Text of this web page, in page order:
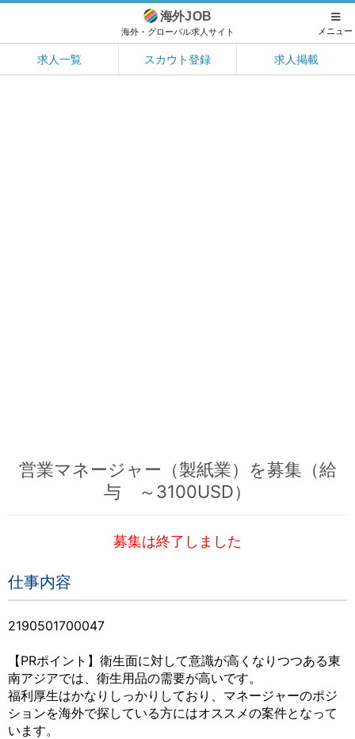
海外JOB
海外・グローバル求人サイト メニュー
求人一覧 スカウト登録 求人掲載
営業マネージャー（製紙業）を募集（給
与 ～3100USD）
募集は終了しました
仕事内容
2190501700047
【PRポイント】衛生面に対して意識が高くなりつつある東
南アジアでは、衛生用品の需要が高いです。
福利厚生はかなりしっかりしており、マネージャーのポジ
ションを海外で探している方にはオススメの案件となって
います。